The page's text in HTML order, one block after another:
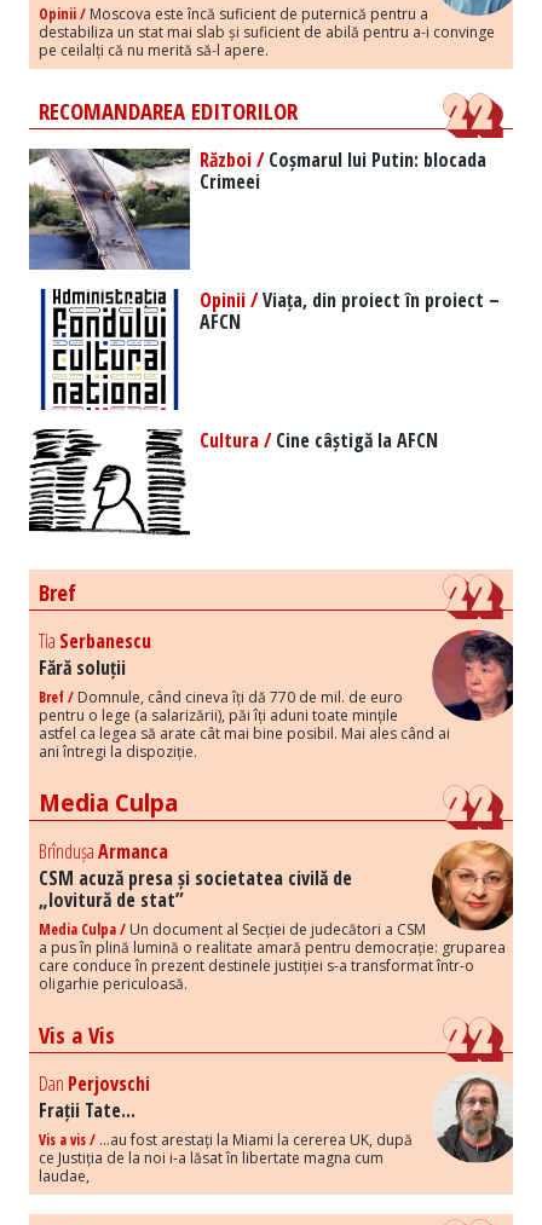
Opinii / Moscova este încă suficient de puternică pentru a
destabiliza un stat mai slab și suficient de abilă pentru a-i convinge
pe ceilalți că nu merită să-l apere.
RECOMANDAREA EDITORILOR
Război /Coșmarul lui Putin: blocada
Crimeei
Opinii /Viața, din proiect în proiect –
AFCN
Cultura /Cine câștigă la AFCN
Bref
Tia Serbanescu
Fără soluții
Bref / Domnule, când cineva îți dă 770 de mil. de euro
pentru o lege (a salarizării), păi îți aduni toate mințile
astfel ca legea să arate cât mai bine posibil. Mai ales când ai
ani întregi la dispoziție.
Media Culpa
BrîndușaArmanca
CSM acuză presa și societatea civilă de
„lovitură de stat”
Media Culpa / Un document al Secției de judecători a CSM
a pus în plină lumină o realitate amară pentru democrație: gruparea
care conduce în prezent destinele justiției s-a transformat într-o
oligarhie periculoasă.
Vis a Vis
Dan Perjovschi
Frații Tate...
Vis a vis / ...au fost arestați la Miami la cererea UK, după
ce Justiția de la noi i-a lăsat în libertate magna cum
laudae,